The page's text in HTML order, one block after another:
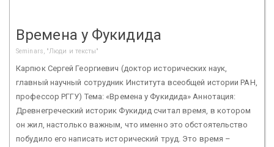
Времена у Фукидида
Seminars, "Люди и тексты"
Карпюк Сергей Георгиевич (доктор исторических наук,
главный научный сотрудник Института всеобщей истории РАН,
профессор РГГУ) Тема: «Времена у Фукидида» Аннотация:
Древнегреческий историк Фукидид считал время, в котором
он жил, настолько важным, что именно это обстоятельство
побудило его написать исторический труд. Это время –